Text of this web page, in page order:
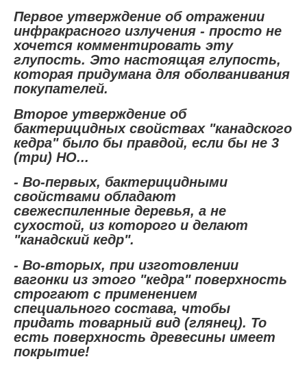
Первое утверждение об отражении
инфракрасного излучения - просто не
хочется комментировать эту
глупость. Это настоящая глупость,
которая придумана для оболванивания
покупателей.
Второе утверждение об
бактерицидных свойствах "канадского
кедра" было бы правдой, если бы не 3
(три) НО...
- Во-первых, бактерицидными
свойствами обладают
свежеспиленные деревья, а не
сухостой, из которого и делают
"канадский кедр".
- Во-вторых, при изготовлении
вагонки из этого "кедра" поверхность
строгают с применением
специального состава, чтобы
придать товарный вид (глянец). То
есть поверхность древесины имеет
покрытие!